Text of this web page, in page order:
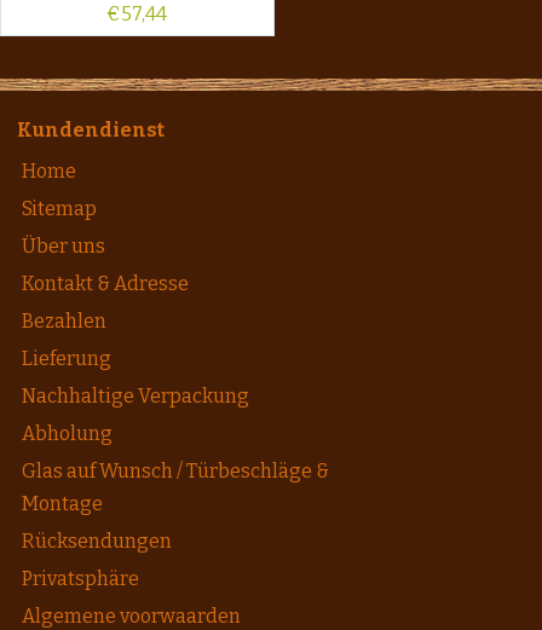
€57,44
Kundendienst
Home
Sitemap
Über uns
Kontakt & Adresse
Bezahlen
Lieferung
Nachhaltige Verpackung
Abholung
Glas auf Wunsch / Türbeschläge &
Montage
Rücksendungen
Privatsphäre
Algemene voorwaarden